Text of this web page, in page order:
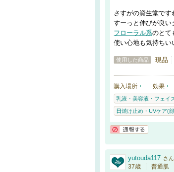
さすがの資生堂です
すーっと伸びが良い
フローラル系のとて
使い心地も気持ちい
使用した商品 現品
購入場所 - 効果 -
乳液・美容液・フェイ
日焼け止め・UVケア(
yutouda117 さん
37歳 普通肌